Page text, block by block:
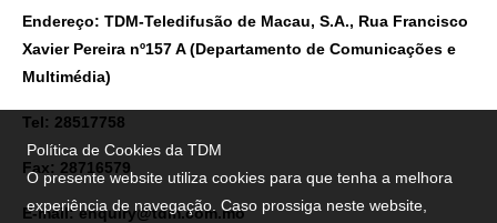
Endereço: TDM-Teledifusão de Macau, S.A., Rua Francisco
Xavier Pereira nº157 A (Departamento de Comunicações e
Multimédia)
Tel: 28517758
Fax: 28716579
E-mail:enquiry@tdm.com.mo
Política de Cookies da TDM
O presente website utiliza cookies para que tenha a melhora
experiência de navegação. Caso prossiga neste website,